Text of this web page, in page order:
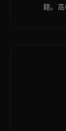
籍。高